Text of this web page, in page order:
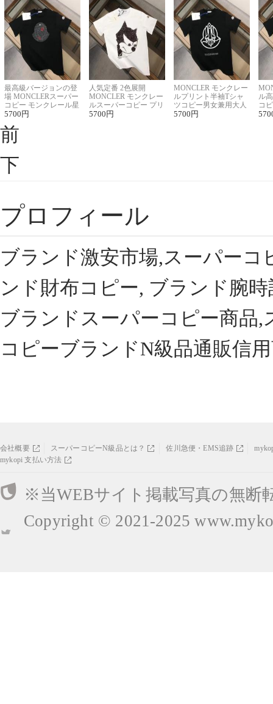
最高級バージョンの登
場 MONCLERスーパー
コピー モンクレール星
座半袖Tシャツ
5700 円
人気定番 2色展開
MONCLER モンクレー
ルスーパーコピー プリ
ント半袖Tシャツ
5700 円
MONCLER モンクレー
ルプリント半袖Tシャ
ツコピー男女兼用大人
可愛い春夏コーデ
5700 円
ル
コ
ィ
前
下
プロフィール
ブランド激安市場,スーパー
ンド財布コピー, ブランド腕
ブランドスーパーコピー商品
コピーブランドN級品通販信
会社概要 スーパーコピーN級品とは？ 佐川急便・EMS追跡
mykopi 支払い方法
※当WEBサイト掲載写真の無断
Copyright © 2021-2025